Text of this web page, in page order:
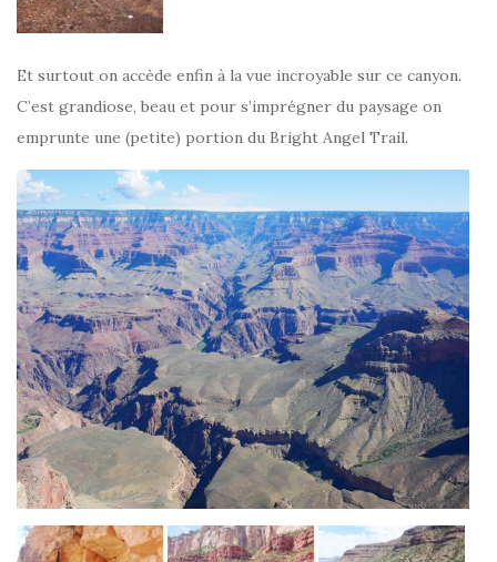
Et surtout on accède enfin à la vue incroyable sur ce canyon.
C’est grandiose, beau et pour s’imprégner du paysage on
emprunte une (petite) portion du Bright Angel Trail.